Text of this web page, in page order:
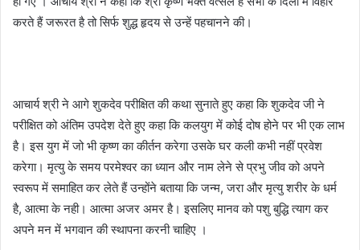
करते हैं जरूरत है तो सिर्फ शुद्ध हृदय से उन्हें पहचानने की।
आचार्य श्री ने आगे शुकदेव परीक्षित की कथा सुनाते हुए कहा कि शुकदेव जी ने
परीक्षित को अंतिम उपदेश देते हुए कहा कि कलयुग में कोई दोष होने पर भी एक लाभ
है। इस युग में जो भी कृष्ण का कीर्तन करेगा उसके घर कली कभी नहीं प्रवेश
करेगा। मृत्यु के समय परमेश्वर का ध्यान और नाम लेने से प्रभु जीव को अपने
स्वरूप में समाहित कर लेते हैं उन्होंने बताया कि जन्म, जरा और मृत्यु शरीर के धर्म
है, आत्मा के नही। आत्मा अजर अमर है। इसलिए मानव को पशु बुद्धि त्याग कर
अपने मन में भगवान की स्थापना करनी चाहिए ।